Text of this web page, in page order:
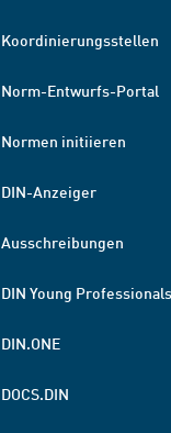
Koordinierungsstellen
Norm-Entwurfs-Portal
Normen initiieren
DIN-Anzeiger
Ausschreibungen
DIN Young Professionals
DIN.ONE
DOCS.DIN